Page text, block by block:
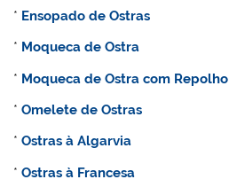
* Ensopado de Ostras
* Moqueca de Ostra
* Moqueca de Ostra com Repolho
*Omelete de Ostras
*Ostras à Algarvia
*Ostras à Francesa